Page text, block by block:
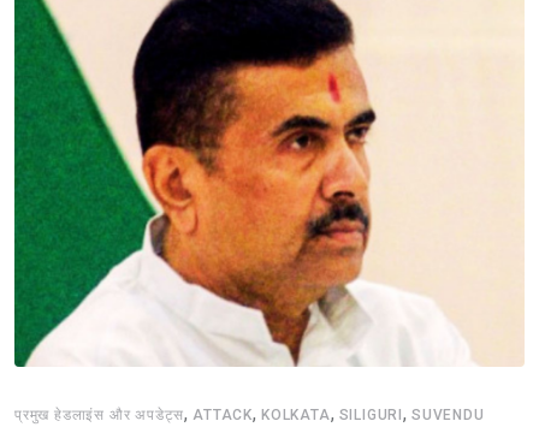
प्रमुख हेडलाइंस और अपडेट्स,ATTACK,KOLKATA, SILIGURI,SUVENDU